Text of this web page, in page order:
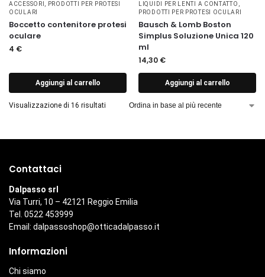
ACCESSORI
PRODOTTI PER PROTESI
OCULARI
Boccetto contenitore protesi
oculare
4 €
Aggiungi al carrello
LIQUIDI PER LENTI A CONTATTO
PRODOTTI PER PROTESI OCULARI
Bausch & Lomb Boston
Simplus Soluzione Unica 120
ml
14,30 €
Aggiungi al carrello
Visualizzazione di 16 risultati
Contattaci
Dalpasso srl
Via Turri, 10 – 42121 Reggio Emilia
Tel. 0522 453999
Email: dalpassoshop@otticadalpasso.it
Informazioni
Chi siamo